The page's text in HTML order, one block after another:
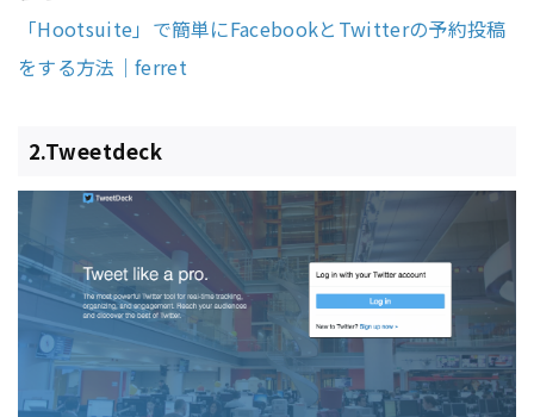
「Hootsuite」で簡単にFacebookとTwitterの予約投稿
をする方法｜ferret
2.Tweetdeck